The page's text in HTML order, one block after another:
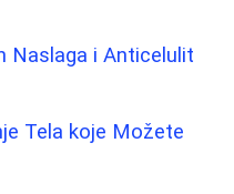
Naslaga i Anticelulit
Tela koje Možete